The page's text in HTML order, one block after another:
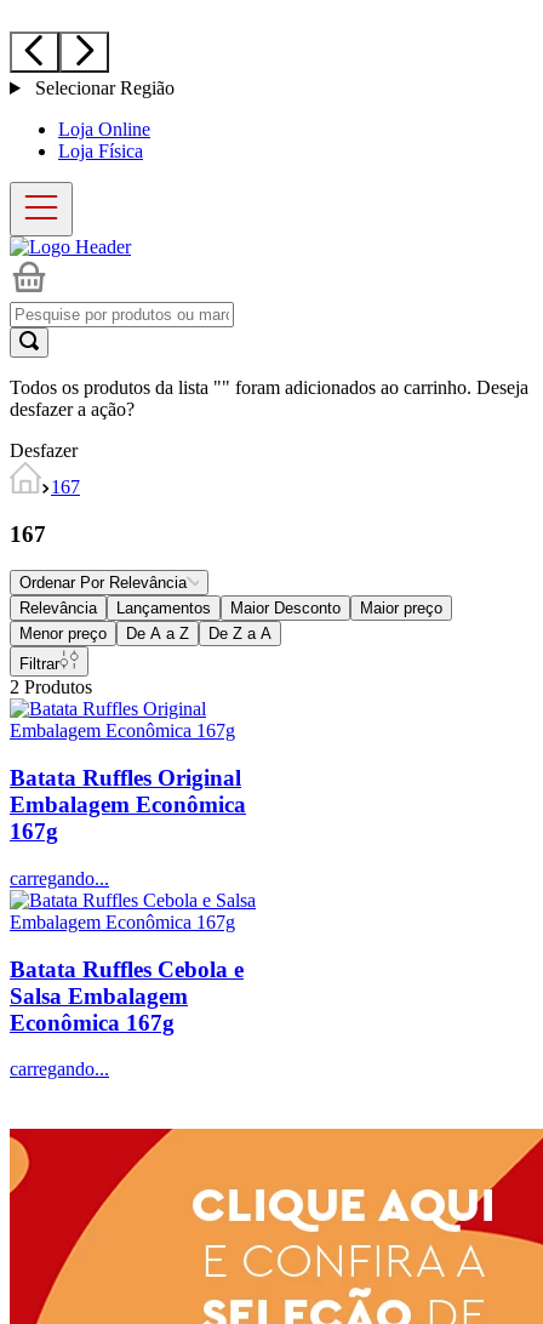
Selecionar Região
Loja Online
Loja Física
Todos os produtos da lista "" foram adicionados ao carrinho. Deseja
desfazer a ação?
Desfazer
167
167
Ordenar Por Relevância
Relevância
Lançamentos Maior Desconto
Maior preço
Menor preço
De A a Z
De Z a A
Filtrar
2 Produtos
Batata Ruffles Original
Embalagem Econômica
167g
carregando...
Batata Ruffles Cebola e
Salsa Embalagem
Econômica 167g
carregando...